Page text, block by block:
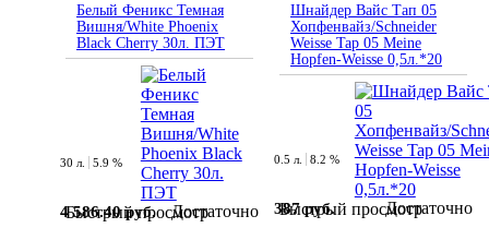
Белый Феникс Темная
Вишня/White Phoenix
Black Cherry 30л. ПЭТ
Быстрый просмотр
30 л. 5.9 %
4 586.40 руб. Достаточно
Шнайдер Вайс Тап 05
Хопфенвайз/Schneider
Weisse Tap 05 Meine
Hopfen-Weisse 0,5л.*20
Быстрый просмотр
0.5 л. 8.2 %
387 руб. Достаточно